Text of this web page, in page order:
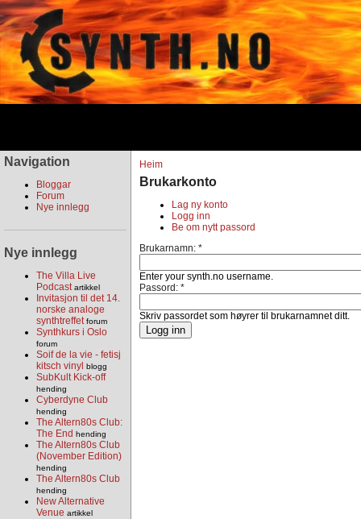
Navigation
Bloggar
Forum
Nye innlegg
Nye innlegg
The Villa Live
Podcastartikkel
Invitasjon til det 14.
norske analoge
synthtreffet forum
Synthkurs i Oslo
forum
Soif de la vie - fetisj
kitsch vinyl blogg
SubKult Kick-off
hending
Cyberdyne Club
hending
The Altern80s Club:
The End hending
The Altern80s Club
(November Edition)
hending
The Altern80s Club
hending
New Alternative
Venue artikkel
Heim
Brukarkonto
Lag ny konto
Logg inn
Be om nytt passord
Brukarnamn: *
Enter your synth.no username.
Passord: *
Skriv passordet som høyrer til brukarnamnet ditt.